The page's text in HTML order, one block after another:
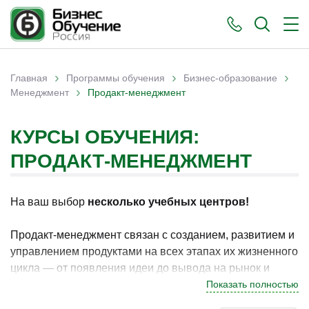
Вы здесь
Главная › Программы обучения › Бизнес-образование ›
Менеджмент › Продакт-менеджмент
КУРСЫ ОБУЧЕНИЯ:
ПРОДАКТ-МЕНЕДЖМЕНТ
На ваш выбор несколько учебных центров!
Продакт-менеджмент связан с созданием, развитием и
управлением продуктами на всех этапах их жизненного
цикла — от появления идеи до вывода на рынок и
дальнейшего совершенствования. Такие знания
Показать полностью